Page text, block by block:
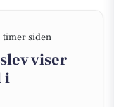
timer siden
viser
i